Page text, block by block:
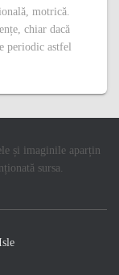
motrică.
chiar dacă
periodic astfel
și imaginile aparțin
sursa.